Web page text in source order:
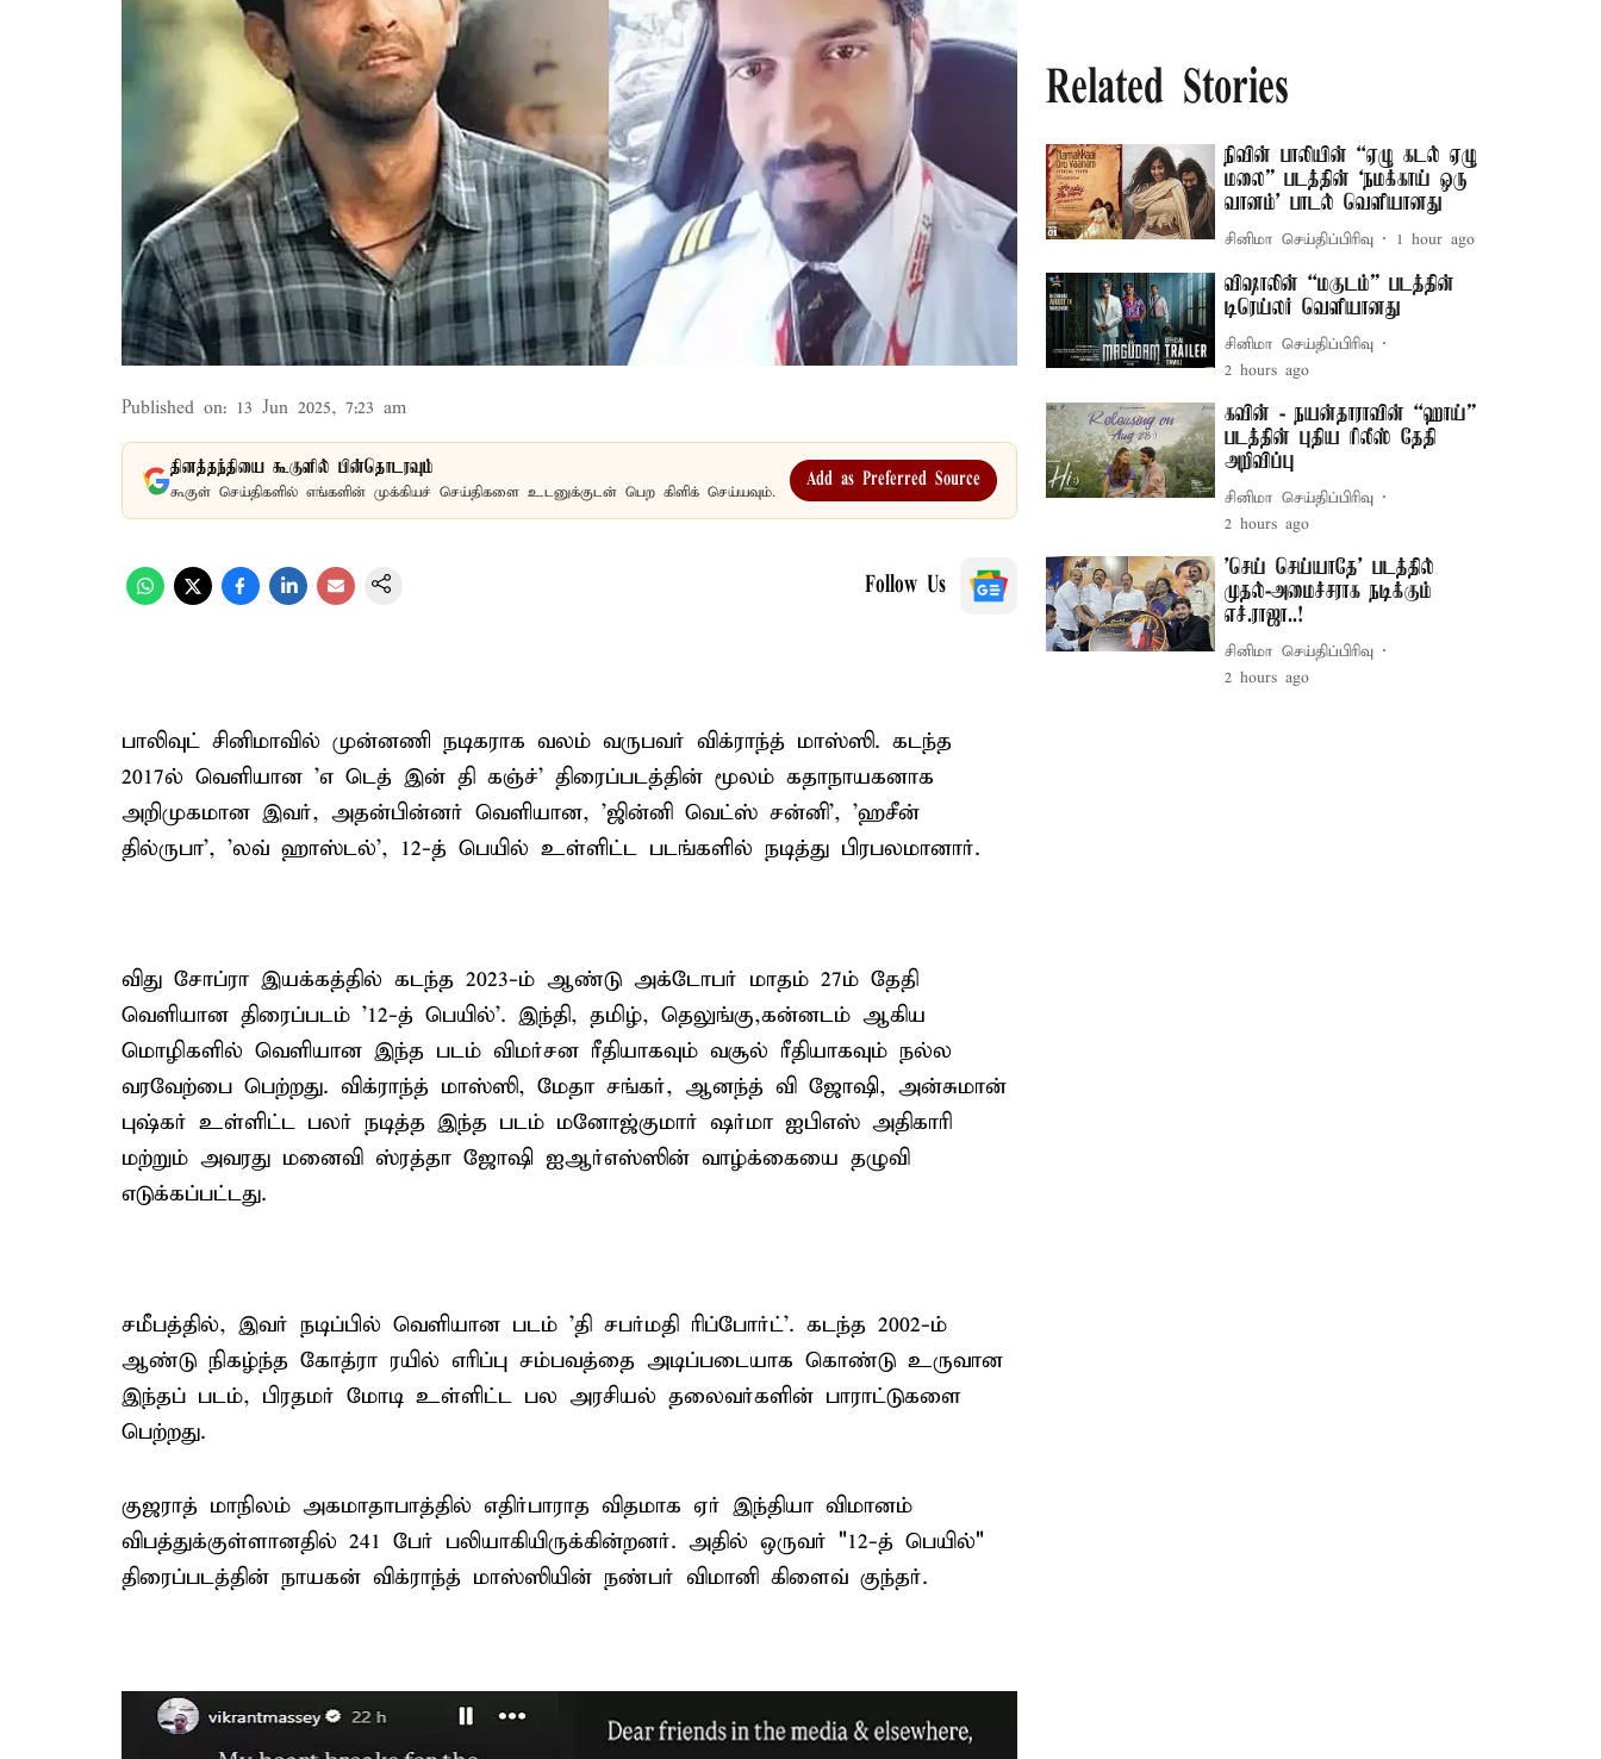
Published on: 13 Jun 2025, 7:23 am
தினத்தந்தியை கூகுளில் பின்தொடரவும்
கூகுள் செய்திகளில் எங்களின் முக்கியச் செய்திகளை உடனுக்குடன் பெற கிளிக் செய்யவும்.
Add as Preferred Source
Follow Us
பாலிவுட் சினிமாவில் முன்னணி நடிகராக வலம் வருபவர் விக்ராந்த் மாஸ்ஸி. கடந்த
2017ல் வெளியான 'எ டெத் இன் தி கஞ்ச்' திரைப்படத்தின் மூலம் கதாநாயகனாக
அறிமுகமான இவர், அதன்பின்னர் வெளியான, 'ஜின்னி வெட்ஸ் சன்னி', 'ஹசீன்
தில்ருபா', 'லவ் ஹாஸ்டல்', 12-த் பெயில் உள்ளிட்ட படங்களில் நடித்து பிரபலமானார்.
விது சோப்ரா இயக்கத்தில் கடந்த 2023-ம் ஆண்டு அக்டோபர் மாதம் 27ம் தேதி
வெளியான திரைப்படம் '12-த் பெயில்'. இந்தி, தமிழ், தெலுங்கு,கன்னடம் ஆகிய
மொழிகளில் வெளியான இந்த படம் விமர்சன ரீதியாகவும் வசூல் ரீதியாகவும் நல்ல
வரவேற்பை பெற்றது. விக்ராந்த் மாஸ்ஸி, மேதா சங்கர், ஆனந்த் வி ஜோஷி, அன்சுமான்
புஷ்கர் உள்ளிட்ட பலர் நடித்த இந்த படம் மனோஜ்குமார் ஷர்மா ஐபிஎஸ் அதிகாரி
மற்றும் அவரது மனைவி ஸ்ரத்தா ஜோஷி ஐஆர்எஸ்ஸின் வாழ்க்கையை தழுவி
எடுக்கப்பட்டது.
சமீபத்தில், இவர் நடிப்பில் வெளியான படம் 'தி சபர்மதி ரிப்போர்ட்'. கடந்த 2002-ம்
ஆண்டு நிகழ்ந்த கோத்ரா ரயில் எரிப்பு சம்பவத்தை அடிப்படையாக கொண்டு உருவான
இந்தப் படம், பிரதமர் மோடி உள்ளிட்ட பல அரசியல் தலைவர்களின் பாராட்டுகளை
பெற்றது.
குஜராத் மாநிலம் அகமாதாபாத்தில் எதிர்பாராத விதமாக ஏர் இந்தியா விமானம்
விபத்துக்குள்ளானதில் 241 பேர் பலியாகியிருக்கின்றனர். அதில் ஒருவர் "12-த் பெயில்"
திரைப்படத்தின் நாயகன் விக்ராந்த் மாஸ்ஸியின் நண்பர் விமானி கிளைவ் குந்தர்.
Related Stories
நிவின் பாலியின் “ஏழு கடல் ஏழு
மலை” படத்தின் ‘நமக்காய் ஒரு
வானம்’ பாடல் வெளியானது
சினிமா செய்திப்பிரிவு 1 hour ago
விஷாலின் “மகுடம்” படத்தின்
டிரெய்லர் வெளியானது
சினிமா செய்திப்பிரிவு
2 hours ago
கவின் - நயன்தாராவின் “ஹாய்”
படத்தின் புதிய ரிலீஸ் தேதி
அறிவிப்பு
சினிமா செய்திப்பிரிவு
2 hours ago
'செய் செய்யாதே' படத்தில்
முதல்-அமைச்சராக நடிக்கும்
எச்.ராஜா..!
சினிமா செய்திப்பிரிவு
2 hours ago